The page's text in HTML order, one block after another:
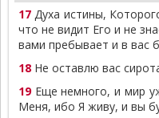
17 Духа истины,
что не видит Его и не
вами пребывает и в вас
18 Не оставлю вас
19Еще немного, и мир
Меня, ибо Я живу, и вы